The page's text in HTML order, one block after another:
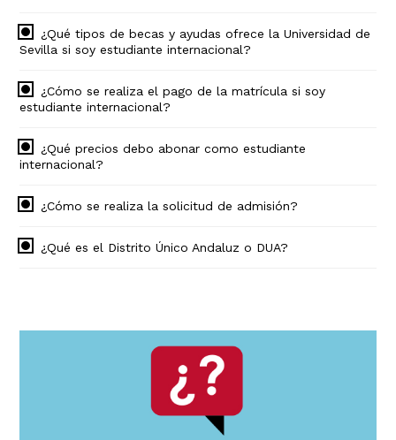
¿Qué tipos de becas y ayudas ofrece la Universidad de
Sevilla si soy estudiante internacional?
¿Cómo se realiza el pago de la matrícula si soy
estudiante internacional?
¿Qué precios debo abonar como estudiante
internacional?
¿Cómo se realiza la solicitud de admisión?
¿Qué es el Distrito Único Andaluz o DUA?